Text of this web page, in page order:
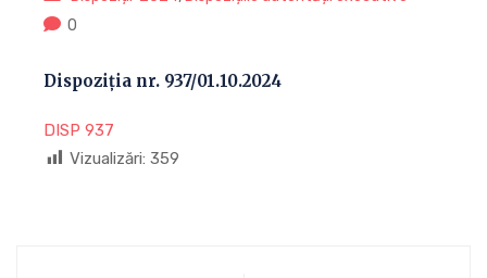
0
Dispoziția nr. 937/01.10.2024
DISP 937
Vizualizări: 359